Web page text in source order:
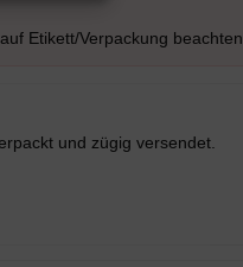
Etikett/Verpackung beachten.
und zügig versendet.